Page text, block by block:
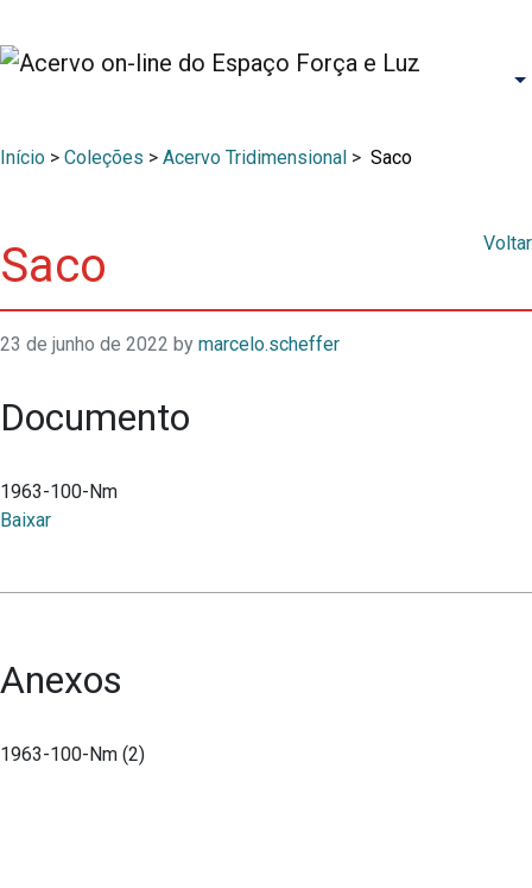
Início > Coleções > Acervo Tridimensional > Saco
Saco Voltar
23 de junho de 2022 by marcelo.scheffer
Documento
1963-100-Nm
Baixar
Anexos
1963-100-Nm (2)